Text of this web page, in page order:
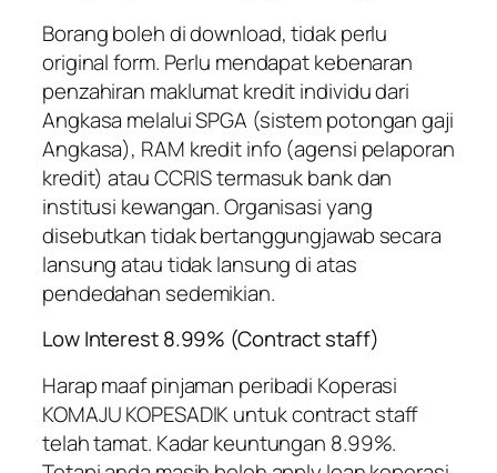
Borang boleh di download, tidak perlu
original form. Perlu mendapat kebenaran
penzahiran maklumat kredit individu dari
Angkasa melalui SPGA (sistem potongan gaji
Angkasa), RAM kredit info (agensi pelaporan
kredit) atau CCRIS termasuk bank dan
institusi kewangan. Organisasi yang
disebutkan tidak bertanggungjawab secara
lansung atau tidak lansung di atas
pendedahan sedemikian.
Low Interest 8.99% (Contract staff)
Harap maafpinjaman peribadi Koperasi
KOMAJU KOPESADIKuntuk contract staff
telah tamat. Kadar keuntungan 8.99%.